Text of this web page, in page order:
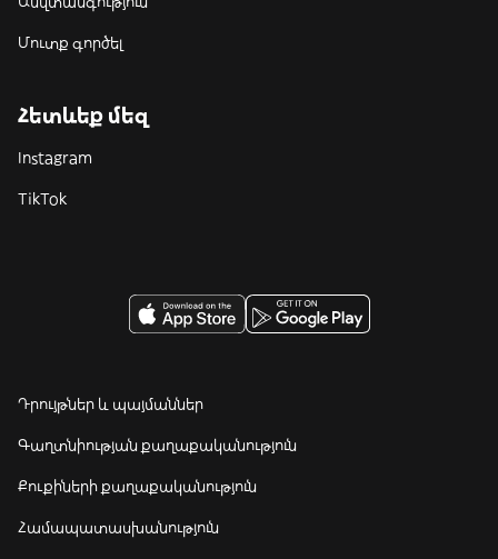
Մուտք գործել
Հետևեք մեզ
Instagram
TikTok
Դրույթներ և պայմաններ
Գաղտնիության քաղաքականություն
Քուքիների քաղաքականություն
Համապատասխանություն